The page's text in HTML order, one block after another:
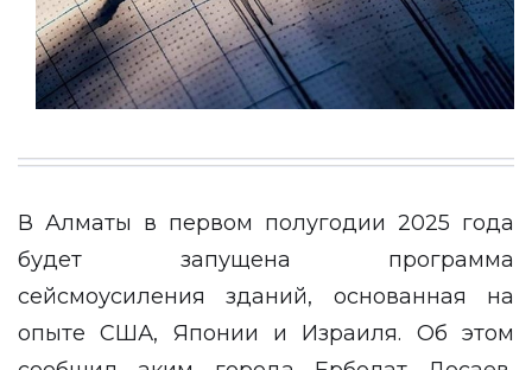
В Алматы в первом полугодии 2025 года
будет запущена программа
сейсмоусиления зданий, основанная на
опыте США, Японии и Израиля. Об этом